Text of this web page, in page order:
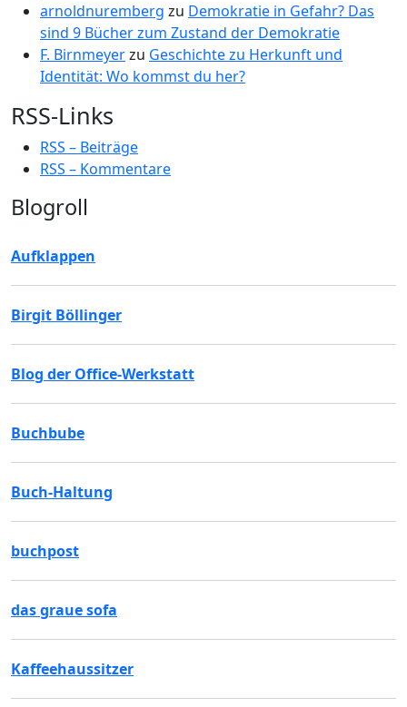
arnoldnuremberg zu Demokratie in Gefahr? Das
sind 9 Bücher zum Zustand der Demokratie
F. Birnmeyerzu Geschichte zu Herkunft und
Identität: Wo kommst du her?
RSS-Links
RSS – Beiträge
RSS – Kommentare
Blogroll
Aufklappen
Birgit Böllinger
Blog der Office-Werkstatt
Buchbube
Buch-Haltung
buchpost
das graue sofa
Kaffeehaussitzer